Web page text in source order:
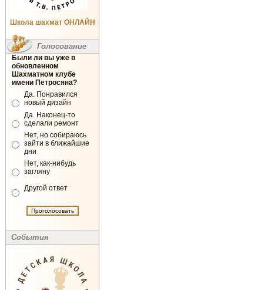
Школа шахмат ОНЛАЙН
Голосование
Были ли вы уже в
обновленном
Шахматном клубе
имени Петросяна?
Да. Понравился
новый дизайн
Да. Наконец-то
сделали ремонт
Нет, но собираюсь
зайти в ближайшие
дни
Нет, как-нибудь
загляну
Другой ответ
События